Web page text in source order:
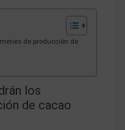
de producción de
los
de cacao